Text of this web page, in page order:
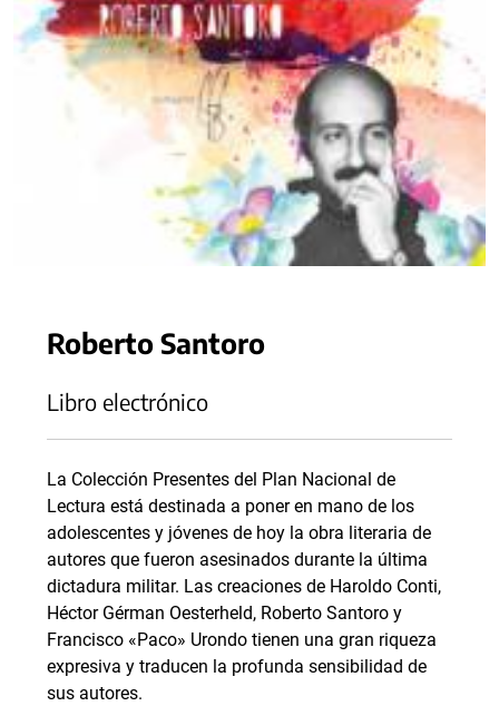
Roberto Santoro
Libro electrónico
La Colección Presentes del Plan Nacional de
Lectura está destinada a poner en mano de los
adolescentes y jóvenes de hoy la obra literaria de
autores que fueron asesinados durante la última
dictadura militar. Las creaciones de Haroldo Conti,
Héctor Gérman Oesterheld, Roberto Santoro y
Francisco «Paco» Urondo tienen una gran riqueza
expresiva y traducen la profunda sensibilidad de
sus autores.